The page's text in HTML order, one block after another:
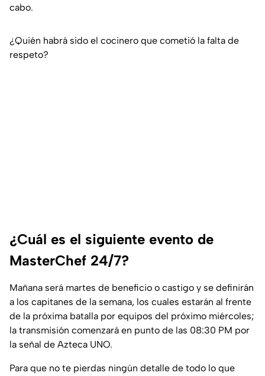
cabo.
¿Quién habrá sido el cocinero que cometió la falta de
respeto?
¿Cuál es el siguiente evento de
MasterChef 24/7?
Mañana será martes de beneficio o castigo y se definirán
a los capitanes de la semana, los cuales estarán al frente
de la próxima batalla por equipos del próximo miércoles;
la transmisión comenzará en punto de las 08:30 PM por
la señal de Azteca UNO.
Para que no te pierdas ningún detalle de todo lo que